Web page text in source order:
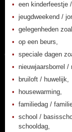
een kinderfeestje
jeugdweekend /
gelegenheden
op een beurs,
speciale dagen
nieuwjaarsborrel /
bruiloft / huwelijk,
housewarming,
familiedag /
school /
schooldag,